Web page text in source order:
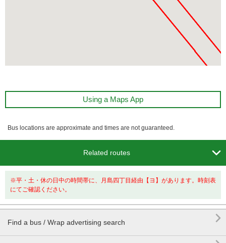
Using a Maps App
Bus locations are approximate and times are not guaranteed.
Related routes 
※平・土・休の日中の時間帯に、月島四丁目経由【ヨ】があります。時刻表
にてご確認ください。
Find a bus / Wrap advertising search
